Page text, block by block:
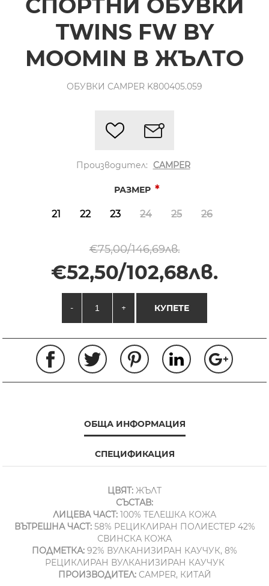
TWINS FW BY
MOOMIN В ЖЪЛТО
ОБУВКИ CAMPER K800405.059
Производител: CAMPER
РАЗМЕР *
21 22 23 24 25 26
€75,00/146,69лв.
€52,50/102,68лв.
- + КУПЕТЕ
ОБЩА ИНФОРМАЦИЯ
СПЕЦИФИКАЦИЯ
ЦВЯТ: ЖЪЛТ
СЪСТАВ:
ЛИЦЕВА ЧАСТ: 100% ТЕЛЕШКА КОЖА
ВЪТРЕШНА ЧАСТ:58% РЕЦИКЛИРАН ПОЛИЕСТЕР 42%
СВИНСКА КОЖА
ПОДМЕТКА: 92% ВУЛКАНИЗИРАН КАУЧУК, 8%
РЕЦИКЛИРАН ВУЛКАНИЗИРАН КАУЧУК
ПРОИЗВОДИТЕЛ:CAMPER, КИТАЙ